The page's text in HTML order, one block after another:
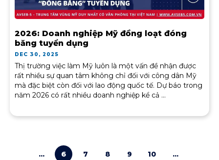
2026: Doanh nghiệp Mỹ đồng loạt đóng
băng tuyển dụng
DEC 30, 2025
Thị trường việc làm Mỹ luôn là một vấn đề nhận được
rất nhiều sự quan tâm không chỉ đối với công dân Mỹ
mà đặc biệt còn đối với lao động quốc tế. Dự báo trong
năm 2026 có rất nhiều doanh nghiệp kể cả ...
... 6 7 8 9 10 ...